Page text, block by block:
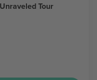
Tour